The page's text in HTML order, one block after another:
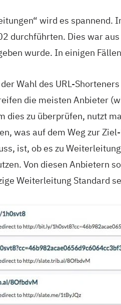
wird es spannend.
durchführten. Dies war
wurde. In einigen
Wahl des URL-
die meisten Anbieter
dies zu überprüfen, nutzt
was auf dem Weg zur
ist, ob es zu
Von diesen Anbietern
Weiterleitung Standard